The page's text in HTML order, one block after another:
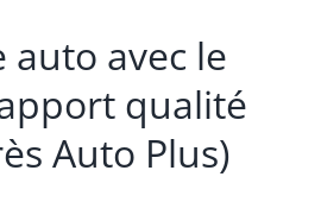
auto avec le
qualité
Auto Plus)